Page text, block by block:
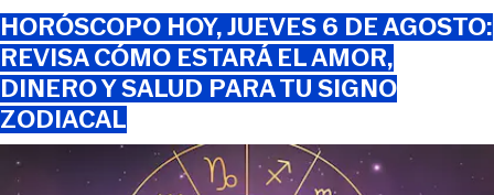
HORÓSCOPO HOY, JUEVES 6 DE AGOSTO:
REVISA CÓMO ESTARÁ EL AMOR,
DINERO Y SALUD PARA TU SIGNO
ZODIACAL